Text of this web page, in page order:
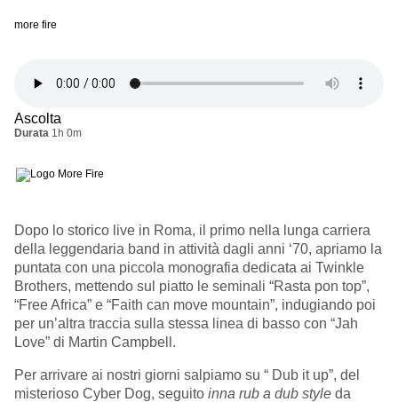
more fire
Ascolta
Durata 1h 0m
Dopo lo storico live in Roma, il primo nella lunga carriera
della leggendaria band in attività dagli anni ‘70, apriamo la
puntata con una piccola monografia dedicata ai Twinkle
Brothers, mettendo sul piatto le seminali “Rasta pon top”,
“Free Africa” e “Faith can move mountain”, indugiando poi
per un’altra traccia sulla stessa linea di basso con “Jah
Love” di Martin Campbell.
Per arrivare ai nostri giorni salpiamo su “ Dub it up”, del
misterioso Cyber Dog, seguito inna rub a dub style da